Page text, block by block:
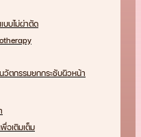
บบไม่ผ่าตัด
วัตกรรมยกกระชับผิวหน้า
อเติมเต็ม
รมตกแต่งบีเอชไอ